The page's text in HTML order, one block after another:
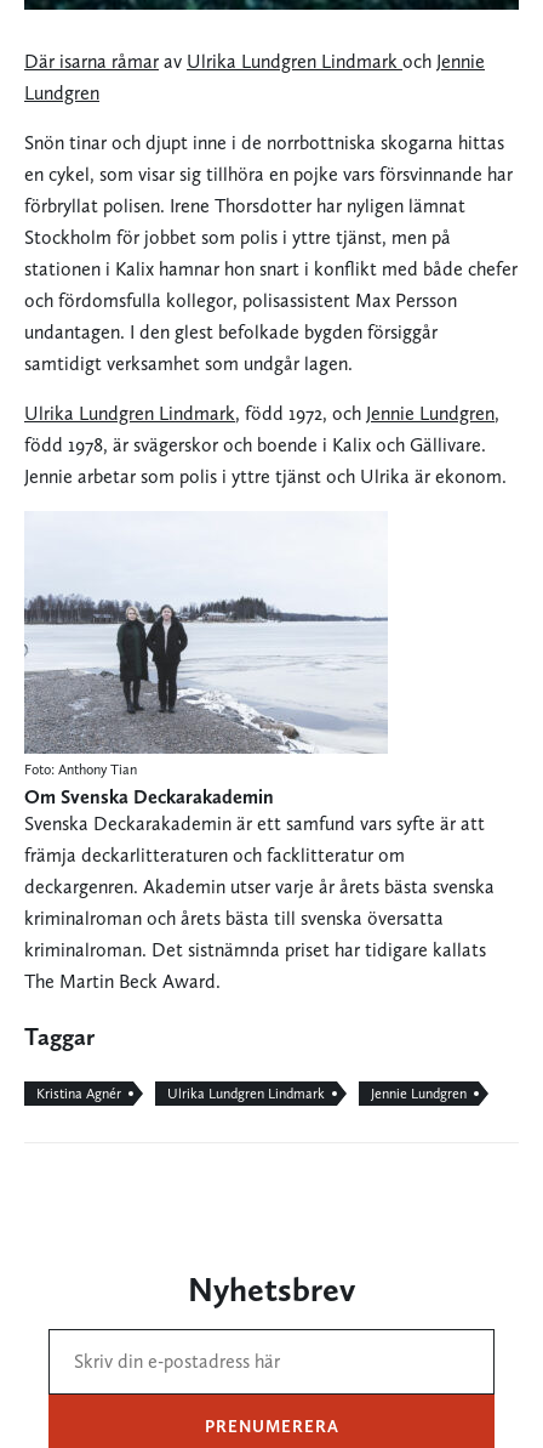
Där isarna råmar av Ulrika Lundgren Lindmark och Jennie
Lundgren
Snön tinar och djupt inne i de norrbottniska skogarna hittas
en cykel, som visar sig tillhöra en pojke vars försvinnande har
förbryllat polisen. Irene Thorsdotter har nyligen lämnat
Stockholm för jobbet som polis i yttre tjänst, men på
stationen i Kalix hamnar hon snart i konflikt med både chefer
och fördomsfulla kollegor, polisassistent Max Persson
undantagen. I den glest befolkade bygden försiggår
samtidigt verksamhet som undgår lagen.
Ulrika Lundgren Lindmark, född 1972, och Jennie Lundgren,
född 1978, är svägerskor och boende i Kalix och Gällivare.
Jennie arbetar som polis i yttre tjänst och Ulrika är ekonom.
Foto: Anthony Tian
Om Svenska Deckarakademin
Svenska Deckarakademin är ett samfund vars syfte är att
främja deckarlitteraturen och facklitteratur om
deckargenren. Akademin utser varje år årets bästa svenska
kriminalroman och årets bästa till svenska översatta
kriminalroman. Det sistnämnda priset har tidigare kallats
The Martin Beck Award.
Taggar
Kristina Agnér Ulrika Lundgren Lindmark Jennie Lundgren
Nyhetsbrev
PRENUMERERA